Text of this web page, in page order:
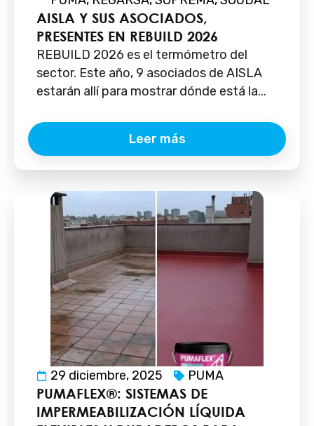
AISLA Y SUS ASOCIADOS,
PRESENTES EN REBUILD 2026
REBUILD 2026 es el termómetro del
sector. Este año, 9 asociados de AISLA
estarán allí para mostrar dónde está la...
Leer más
29 diciembre, 2025 PUMA
PUMAFLEX®: SISTEMAS DE
IMPERMEABILIZACIÓN LÍQUIDA